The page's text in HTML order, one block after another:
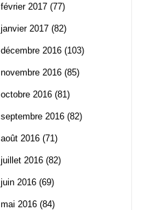
février 2017 (77)
janvier 2017 (82)
décembre 2016 (103)
novembre 2016 (85)
octobre 2016 (81)
septembre 2016 (82)
août 2016 (71)
juillet 2016 (82)
juin 2016 (69)
mai 2016 (84)